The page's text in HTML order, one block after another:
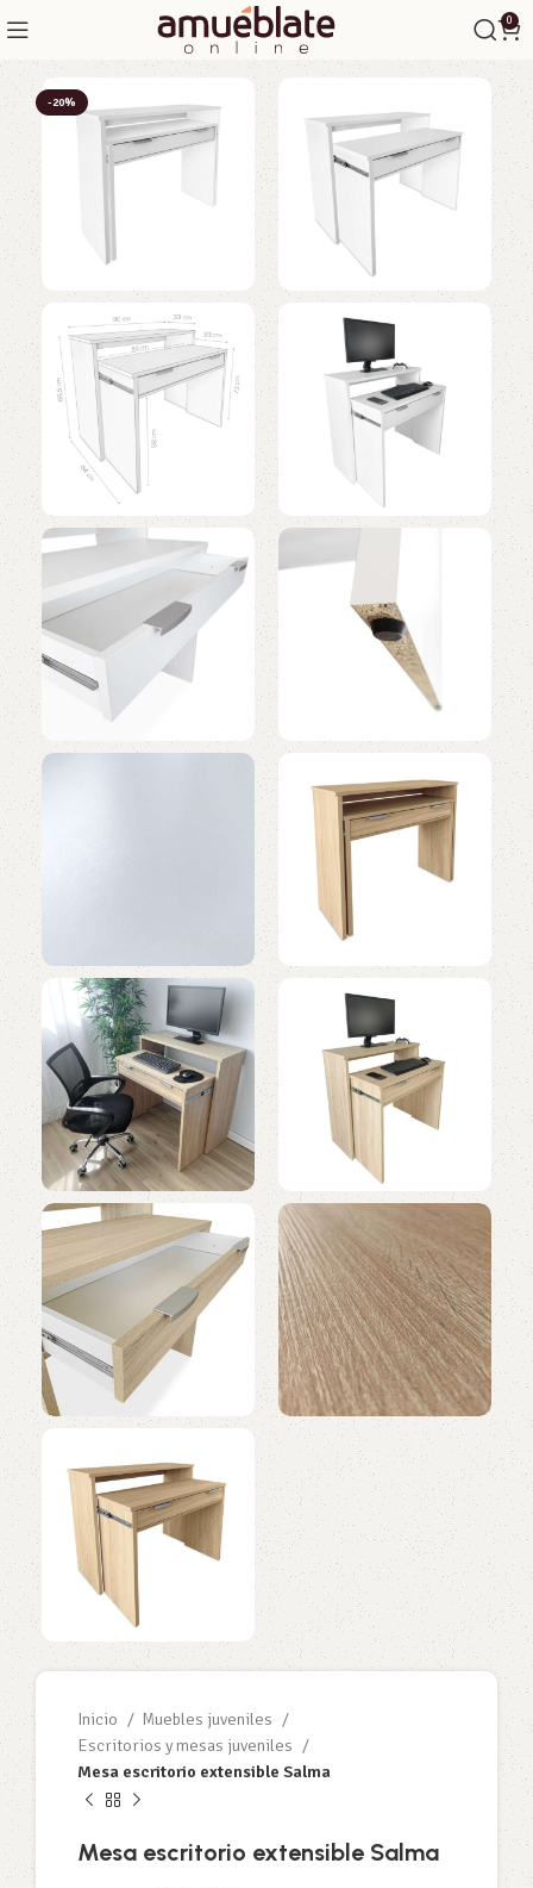
0
-20%
Inicio
Muebles juveniles
Escritorios y mesas juveniles
Mesa escritorio extensible Salma
Mesa escritorio extensible Salma